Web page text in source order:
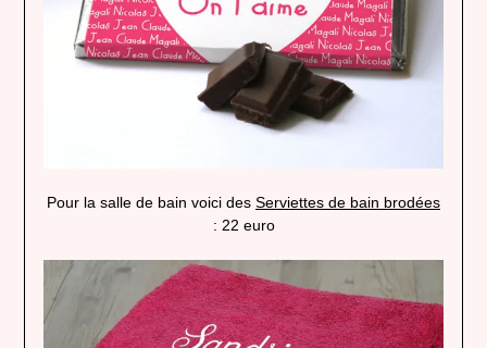
Pour la salle de bain voici des Serviettes de bain brodées
: 22 euro